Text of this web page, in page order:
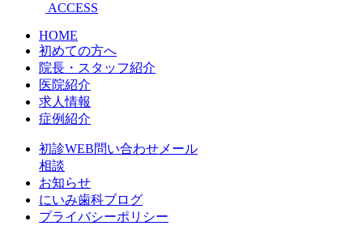
ACCESS
HOME
初めての方へ
院長・スタッフ紹介
医院紹介
求人情報
症例紹介
初診WEB問い合わせメール
相談
お知らせ
にいみ歯科ブログ
プライバシーポリシー